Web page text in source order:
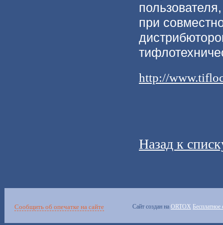
при
http://
Назад к
Сообщить об опечатке на сайте Сайт создан на ORTOX